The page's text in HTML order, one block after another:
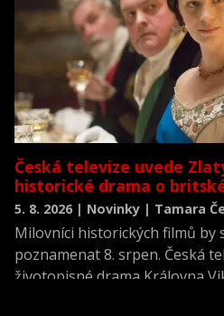
Česká televize uvede
historické drama o
5. 8. 2026 | Novinky | Tamara
Milovníci historických filmů by
poznamenat 8. srpen. Česká
životopisné drama Královna